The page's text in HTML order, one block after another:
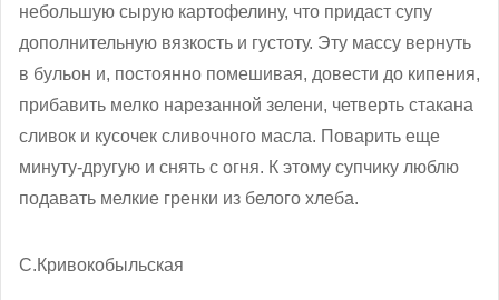
небольшую сырую картофелину, что придаст супу
дополнительную вязкость и густоту. Эту массу вернуть
в бульон и, постоянно помешивая, довести до кипения,
прибавить мелко нарезанной зелени, четверть стакана
сливок и кусочек сливочного масла. Поварить еще
минуту-другую и снять с огня. К этому супчику люблю
подавать мелкие гренки из белого хлеба.
С.Кривокобыльская